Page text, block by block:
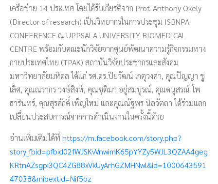
เครือข่าย 14 ประเทศ โดยได้รับเกียรติจาก Prof. Anthony Okely
(Director of research) เป็นวิทยากรในการประชุม ISBNPA
CONFERENCE ณ UPPSALA UNIVERSITY BIOMEDICAL
CENTRE พร้อมกับคณะนักวิจัยจากศูนย์พัฒนาความรู้กิจกรรมทาง
กายประเทศไทย (TPAK) สถาบันวิจัยประชากรและสังคม
มหาวิทยาลัยมหิดล ได้แก่ รศ.ดร.ปิยวัฒน์ เกตุวงศา, คุณปัญญา ชู
เลิศ, คุณณรากร วงษ์สิงห์, คุณชุติมา อยู่สมบูรณ์, คุณดนุสรณ์ โพ
ธารินทร์, คุณสุรศักดิ์ เพ็ญใหม่ และคุณณัฐพร นิลวัตถา ได้ร่วมแลก
เปลี่ยนประสบการณ์จากการดำเนินงานในครั้งนี้ด้วย
อ่านเพิ่มเติมได้ที่ https://m.facebook.com/story.php?
story_fbid=pfbid02fWJSKvVnwimK65pYYZy5WJL3QZAA4geg
KRtnAZsgpi3QC4ZG88xVkUyArhGZMHNwl&id=1000643591
47038&mibextid=Nif5oz